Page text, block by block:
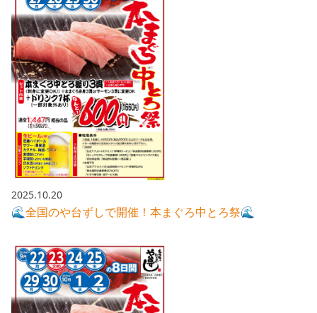
2025.10.20
🌊全国のや台ずしで開催！本まぐろ中とろ祭🌊